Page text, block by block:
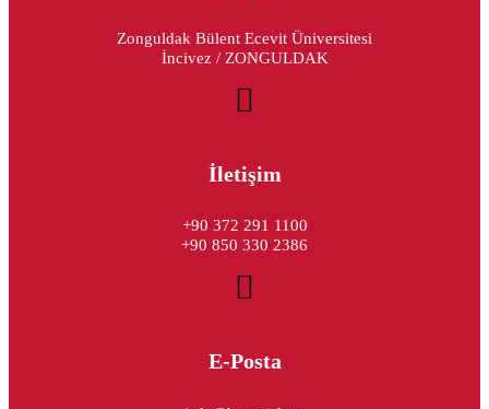
Zonguldak Bülent Ecevit Üniversitesi
İncivez / ZONGULDAK
İletişim
+90 372 291 1100
+90 850 330 2386
E-Posta